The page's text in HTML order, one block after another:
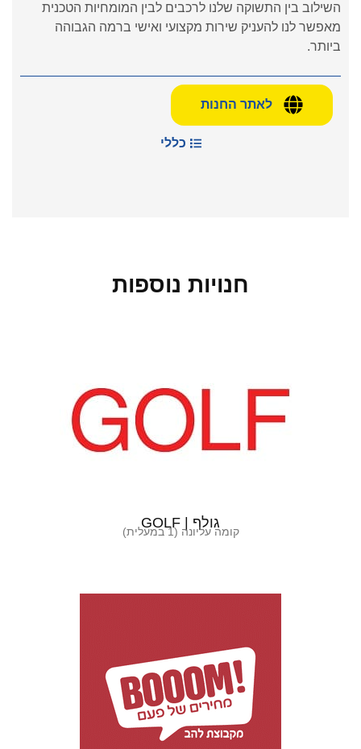
השילוב בין התשוקה שלנו לרכבים לבין המומחיות הטכנית
מאפשר לנו להעניק שירות מקצועי ואישי ברמה הגבוהה
ביותר.
לאתר החנות
כללי
חנויות נוספות
גולף | GOLF
קומה עליונה (1 במעלית)